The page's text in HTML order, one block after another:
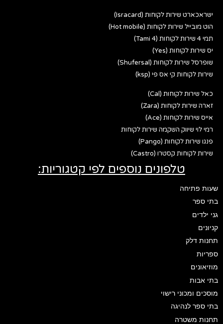
ישראכארט שירות לקוחות (Isracard)
הוט מובייל שירות לקוחות (Hot mobile)
תמי 4 שירות לקוחות (Tami 4)
יס שירות לקוחות (Yes)
שופרסל שירות לקוחות (Shufersal)
שירות לקוחות קי אס פי (ksp)
כאל שירות לקוחות (Cal)
זארה שירות לקוחות (Zara)
אייס שירות לקוחות (Ace)
רמי לוי שיווק השקמה שירות לקוחות
פנגו שירות לקוחות (Pango)
שירות לקוחות קסטרו (Castro)
טלפונים נוספים לפי קטגוריות:
שעות פתיחה
בתי ספר
גני ילדים
קניונים
תחנות דלק
ספריות
מוזיאונים
בתי אבות
מוסכים ומכוני רישוי
בתי ספר לנהיגה
תחנות משטרה